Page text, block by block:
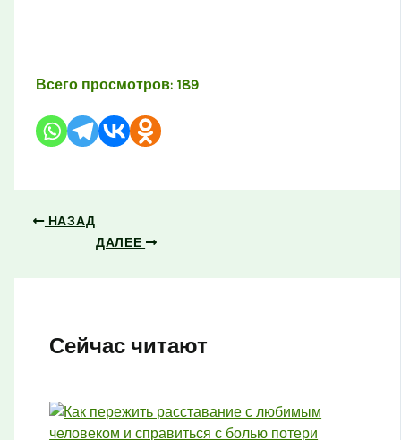
Всего просмотров: 189
НАЗАД
ДАЛЕЕ
Сейчас читают